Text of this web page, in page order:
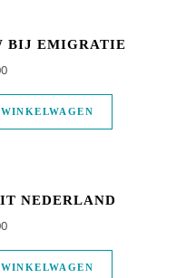
BIJ EMIGRATIE
NEDERLAND